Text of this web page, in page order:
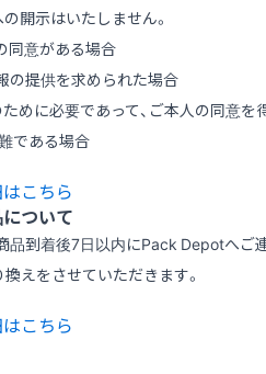
開示はいたしません。
同意がある場合
の提供を求められた場合
めに必要であって、ご本人の同意を
である場合
こちら
ついて
品到着後7日以内にPack Depotへご
えをさせていただきます。
こちら